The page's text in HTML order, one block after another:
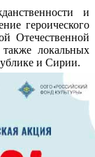
и
героического
Отечественной
локальных
и Сирии.